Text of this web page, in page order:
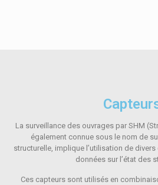
La surveillance des ouvrages par SHM
également connue sous le nom de
structurelle, implique l’utilisation de
données sur l’état des
Ces capteurs sont utilisés en